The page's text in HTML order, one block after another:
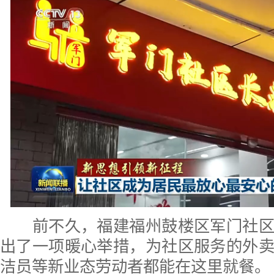
前不久，福建福州鼓楼区军门社区
出了一项暖心举措，为社区服务的外
洁员等新业态劳动者都能在这里就餐。